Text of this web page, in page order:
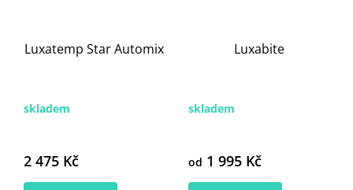
Luxatemp Star Automix
skladem
2 475 Kč
Luxabite
skladem
od 1 995 Kč